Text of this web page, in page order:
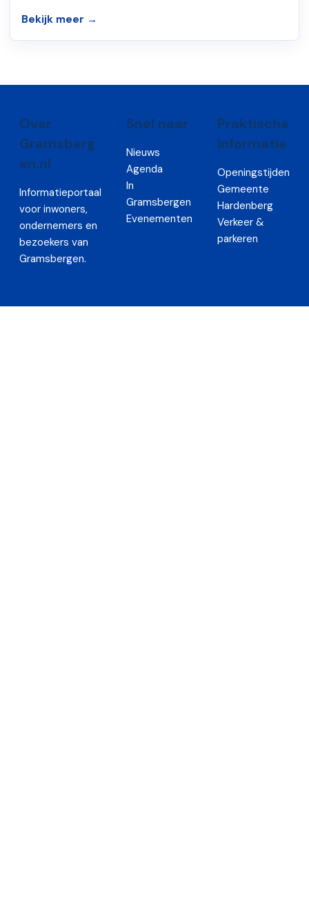
Bekijk meer →
Over
Gramsberg
en.nl
Informatieportaal
voor inwoners,
ondernemers en
bezoekers van
Gramsbergen.
Snel naar
Nieuws
Agenda
In
Gramsbergen
Evenementen
Praktische
informatie
Openingstijden
Gemeente
Hardenberg
Verkeer &
parkeren